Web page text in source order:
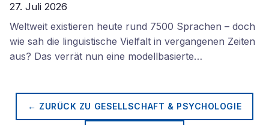
27. Juli 2026
Weltweit existieren heute rund 7500 Sprachen – doch
wie sah die linguistische Vielfalt in vergangenen Zeiten
aus? Das verrät nun eine modellbasierte…
← ZURÜCK ZU GESELLSCHAFT & PSYCHOLOGIE